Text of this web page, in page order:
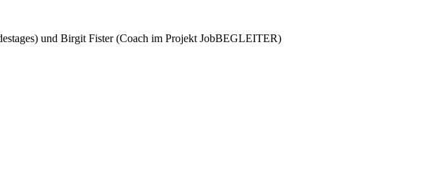
und Birgit Fister (Coach im Projekt JobBEGLEITER)